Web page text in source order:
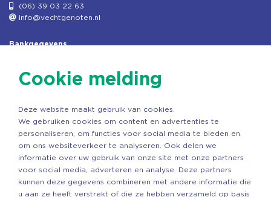
(06) 39 03 22 63
info@vechtgenoten.nl
Bankgegevens
Rek.nr: NL85RABO0127579230
Copyright ©2026 Vechtgenoten
Cookie melding
Deze website maakt gebruik van cookies.
We gebruiken cookies om content en advertenties te
personaliseren, om functies voor social media te bieden en
om ons websiteverkeer te analyseren. Ook delen we
informatie over uw gebruik van onze site met onze partners
voor social media, adverteren en analyse. Deze partners
kunnen deze gegevens combineren met andere informatie die
u aan ze heeft verstrekt of die ze hebben verzameld op basis